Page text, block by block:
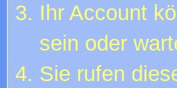
Ihr Account
sein oder
Sie rufen